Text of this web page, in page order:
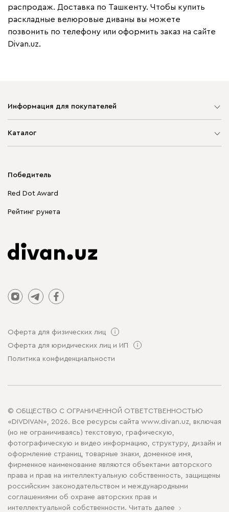
распродаж. Доставка по Ташкенту. Чтобы купить
раскладные велюровые диваны вы можете
позвонить по телефону или оформить заказ на сайте
Divan.uz.
Информация для покупателей
Каталог
Корпусная мебель
Столы и стулья
Победитель
Red Dot Award
Рейтинг рунета
Оферта для физических лиц
Оферта для юридических лиц и ИП
Политика конфиденциальности
© ОБЩЕСТВО С ОГРАНИЧЕННОЙ ОТВЕТСТВЕННОСТЬЮ
«DIVDIVAN», 2026. Все ресурсы сайта www.divan.uz, включая
(но не ограничиваясь) текстовую, графическую,
фотографическую и видео информацию, структуру, дизайн и
оформление страниц, товарные знаки, доменное имя,
фирменное наименование являются объектами авторского
права и прав на интеллектуальную собственность, защищены
российским законодательством и международными
соглашениями об охране авторских прав и
интеллектуальной собственности. Читать далее